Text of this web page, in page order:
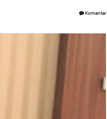
Komentar